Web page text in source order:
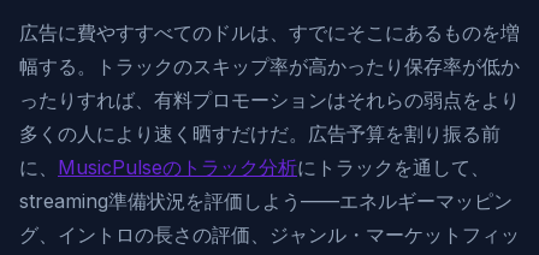
広告に費やすすべてのドルは、すでにそこにあるものを増
幅する。トラックのスキップ率が高かったり保存率が低か
ったりすれば、有料プロモーションはそれらの弱点をより
多くの人により速く晒すだけだ。広告予算を割り振る前
に、 MusicPulseのトラック分析にトラックを通して、
streaming準備状況を評価しよう——エネルギーマッピン
グ、イントロの長さの評価、ジャンル・マーケットフィッ